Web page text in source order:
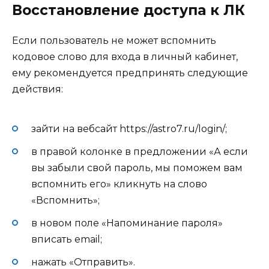
Восстановление доступа к ЛК
Если пользователь не может вспомнить
кодовое слово для входа в личный кабинет,
ему рекомендуется предпринять следующие
действия:
зайти на вебсайт https://astro7.ru/login/;
в правой колонке в предложении «А если
вы забыли свой пароль, мы поможем вам
вспомнить его» кликнуть на слово
«Вспомнить»;
в новом поле «Напоминание пароля»
вписать email;
нажать «Отправить».